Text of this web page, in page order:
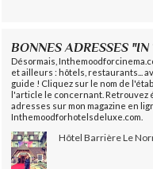
BONNES ADRESSES
Désormais,
et ailleurs : hôtels, restaurants...
guide ! Cliquez sur le nom de
l'article le concernant. Retrouvez
adresses sur mon magazine en
Inthemoodforhotelsdeluxe.com.
Hôtel Barrière Le